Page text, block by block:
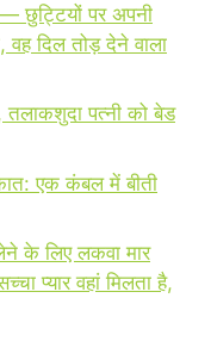
छुट्टियों पर अपनी
दिल तोड़ देने वाला
पत्नी को बेड
एक कंबल में बीती
के लिए लकवा मार
प्यार वहां मिलता है,